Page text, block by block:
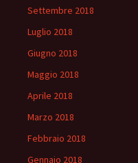
Settembre 2018
Luglio 2018
Giugno 2018
Maggio 2018
Aprile 2018
Marzo 2018
Febbraio 2018
Gennaio 2018